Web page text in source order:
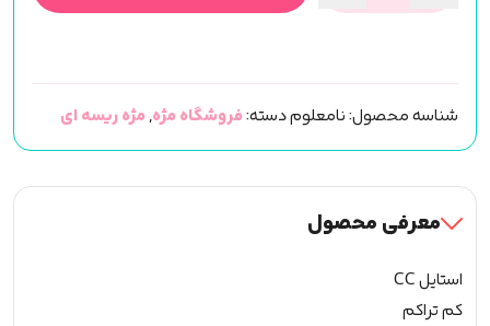
فیشر
ایزابلا
جدید
(کد
شناسه محصول:نامعلومدسته:فروشگاه مژه,مژه ریسه ای
معرفی محصول
استایل CC
کم تراکم